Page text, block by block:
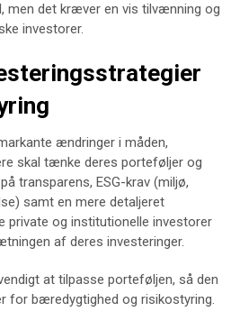
men det kræver en vis tilvænning og
investorer.
ændringer i måden,
skal tænke deres porteføljer og
transparens, ESG-krav (miljø,
samt en mere detaljeret
private og institutionelle investorer
af deres investeringer.
at tilpasse porteføljen, så den
for bæredygtighed og risikostyring.